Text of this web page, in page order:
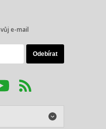
e-mail